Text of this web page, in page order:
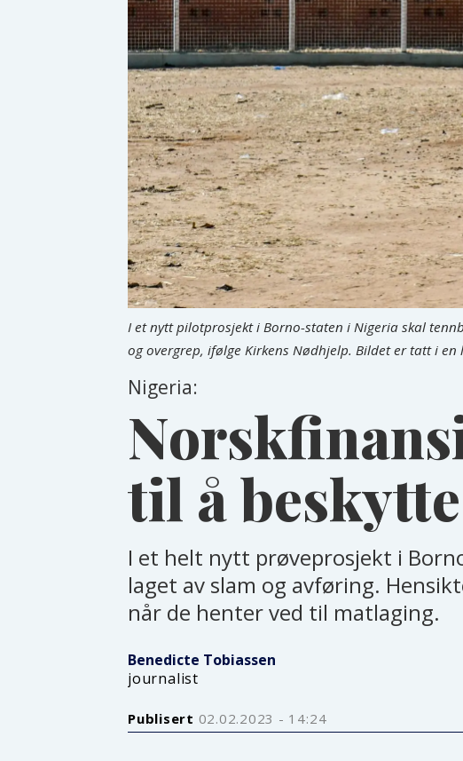
I et nytt pilotprosjekt i Borno-staten i Nigeria skal
og overgrep, ifølge Kirkens Nødhjelp. Bildet er tatt i
Nigeria:
til å
I et helt nytt prøveprosjekt i
laget av slam og avføring.
når de henter ved til matlaging.
Benedicte Tobiassen
journalist
Publisert 02.02.2023 - 14:24